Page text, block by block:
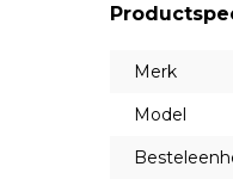
Merk
Model